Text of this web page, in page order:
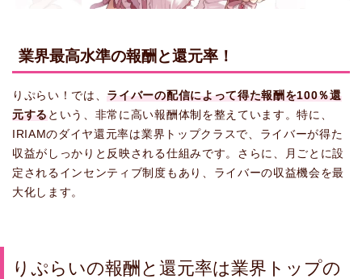
業界最高水準の報酬と還元率！
りぷらい！では、ライバーの配信によって得た報酬を100％還
元するという、非常に高い報酬体制を整えています。特に、
IRIAMのダイヤ還元率は業界トップクラスで、ライバーが得た
収益がしっかりと反映される仕組みです。さらに、月ごとに設
定されるインセンティブ制度もあり、ライバーの収益機会を最
大化します。
りぷらいの報酬と還元率は業界トップの